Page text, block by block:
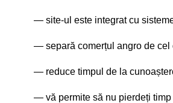
site-ul este integrat cu
separă comerțul angro de
reduce timpul de la
vă permite să nu pierdeți